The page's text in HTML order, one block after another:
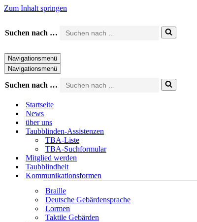
Zum Inhalt springen
Suchen nach …
Navigationsmenü
Navigationsmenü
Suchen nach …
Startseite
News
über uns
Taubblinden-Assistenzen
TBA-Liste
TBA-Suchformular
Mitglied werden
Taubblindheit
Kommunikationsformen
Braille
Deutsche Gebärdensprache
Lormen
Taktile Gebärden